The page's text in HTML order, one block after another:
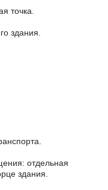
точка.
здания.
отдельная
здания.